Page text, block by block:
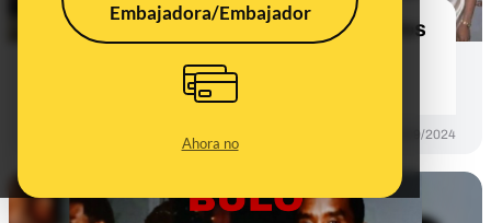
Embajadora/Embajador
Ahora no
No es Kamala Harris con Diddy: fotos
intentan colar
18/09/2024